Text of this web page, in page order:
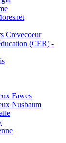
Crèvecoeur
(CER) -
Fawes
Nusbaum